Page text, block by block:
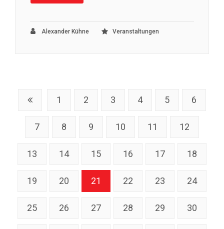
Alexander Kühne Veranstaltungen
1 2 3 4 5 6
7 8 9 10 11 12
13 14 15 16 17 18
19 20 21 22 23 24
25 26 27 28 29 30